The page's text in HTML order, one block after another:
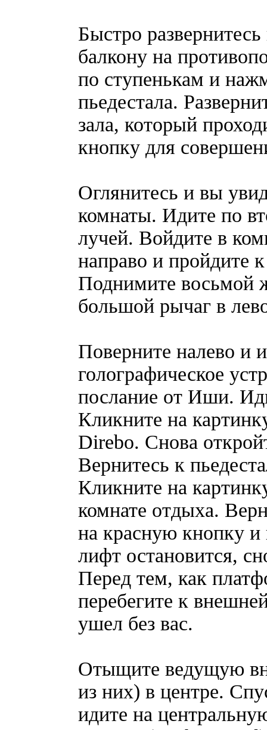
Быстро
балкону на
по ступенькам и
пьедестала.
зала, который
кнопку для
Оглянитесь и вы
комнаты. Идите по
лучей. Войдите в
направо и пройдите
Поднимите восьмой
большой рычаг в
Поверните налево и
голографическое
послание от Иши.
Кликните на
Direbo. Снова
Вернитесь к
Кликните на
комнате отдыха.
на красную кнопку и
лифт остановится,
Перед тем, как
перебегите к
ушел без вас.
Отыщите ведущую
из них) в центре.
идите на